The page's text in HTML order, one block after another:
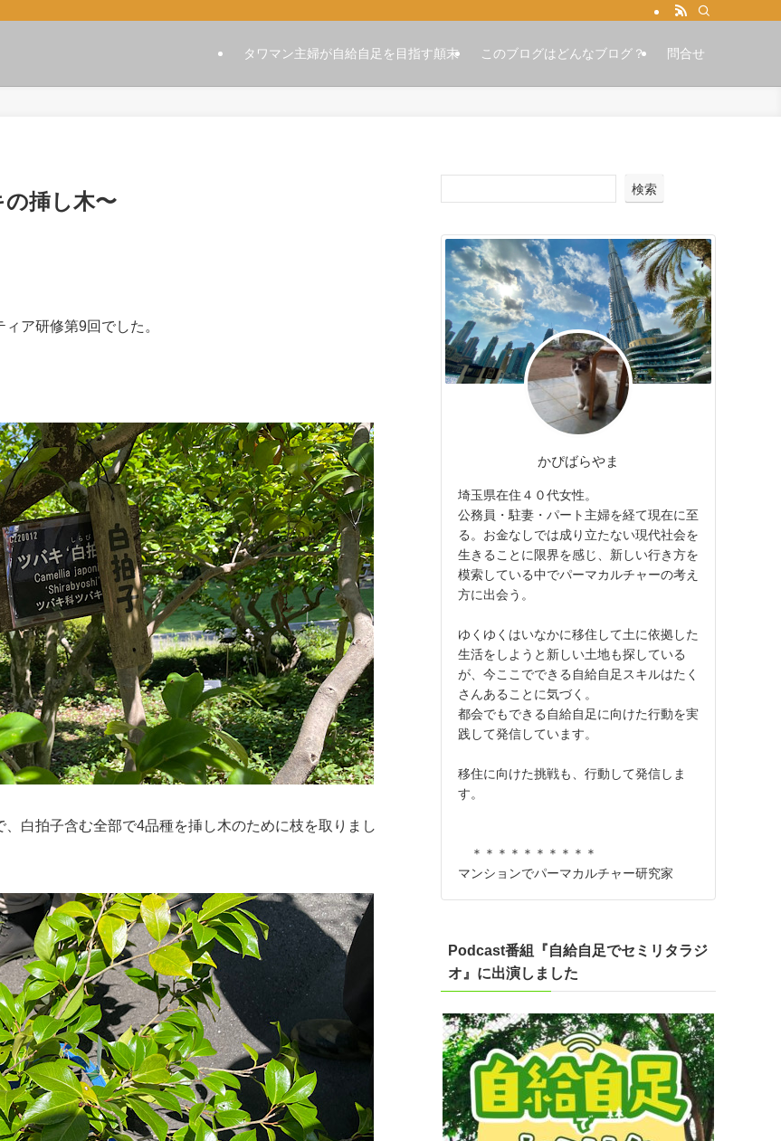
タワマン主婦が自給自足を目指す顛末 このブログはどんなブログ？ 問合せ
挿し木〜
ア研修第9回でした。
白拍子含む全部で4品種を挿し木のために枝を取りまし
検索
かぴばらやま
埼玉県在住４０代女性。
公務員・駐妻・パート主婦を経て現在に至
る。お金なしでは成り立たない現代社会を
生きることに限界を感じ、新しい行き方を
模索している中でパーマカルチャーの考え
方に出会う。
ゆくゆくはいなかに移住して土に依拠した
生活をしようと新しい土地も探している
が、今ここでできる自給自足スキルはたく
さんあることに気づく。
都会でもできる自給自足に向けた行動を実
践して発信しています。
移住に向けた挑戦も、行動して発信しま
す。
＊＊＊＊＊＊＊＊＊＊
マンションでパーマカルチャー研究家
Podcast番組『自給自足でセミリタラジ
オ』に出演しました